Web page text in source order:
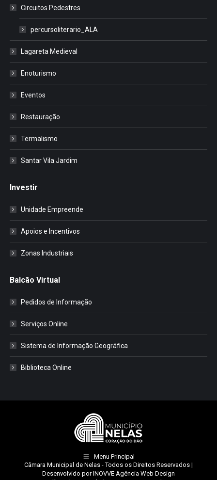
Circuitos Pedestres
percursoliterario_ALA
Lagareta Medieval
Enoturismo
Eventos
Restauração
Termalismo
Santar Vila Jardim
Investir
Unidade Empreende
Apoios e Incentivos
Zonas Industriais
Balcão Virtual
Pedidos de Informação
Serviços Online
Sistema de Informação Geográfica
Biblioteca Online
Menu Principal
Câmara Municipal de Nelas - Todos os Direitos Reservados |
Desenvolvido porINOVVE Agência Web Design